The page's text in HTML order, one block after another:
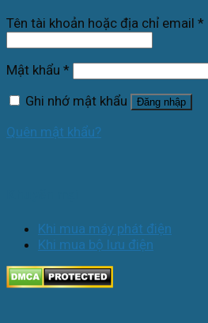
Tên tài khoản hoặc địa chỉ email *
Mật khẩu *
Ghi nhớ mật khẩu
Đăng nhập
Quên mật khẩu?
Khi mua máy phát điện
Khi mua bộ lưu điện